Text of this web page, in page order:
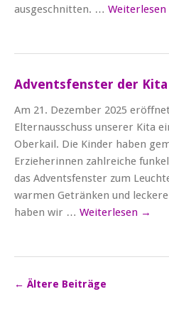
ausgeschnitten. … Weiterlesen
Adventsfenster der Kita
Am 21. Dezember 2025
Elternausschuss unserer Kita
Oberkail. Die Kinder haben
Erzieherinnen zahlreiche
das Adventsfenster zum
warmen Getränken und
haben wir … Weiterlesen →
← Ältere Beiträge